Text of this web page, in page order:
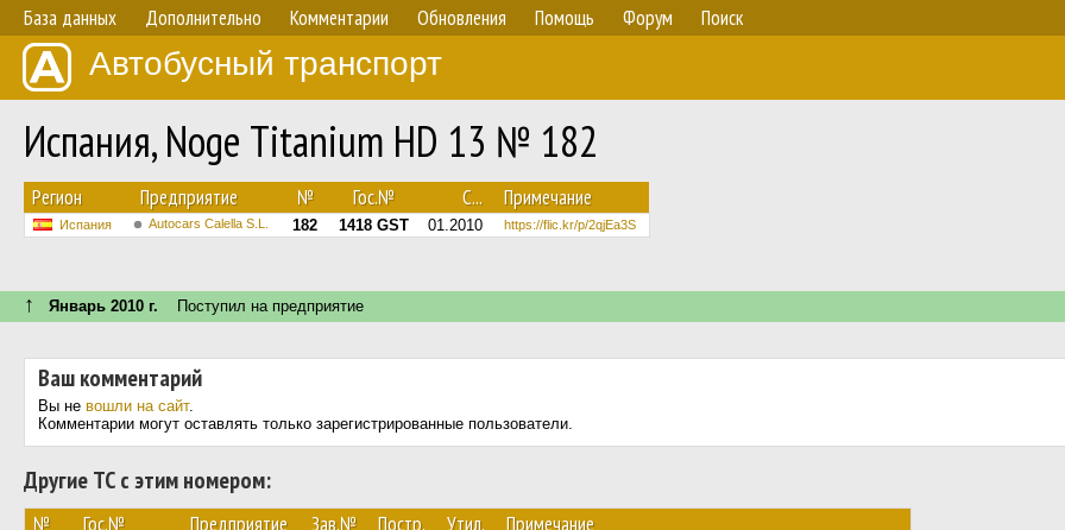
База данных Дополнительно Комментарии Обновления Помощь Форум Поиск
Автобусный транспорт
Испания, Noge Titanium HD 13 № 182
Регион Предприятие № Гос.№ С... Примечание
Испания Autocars Calella S.L. 182 1418 GST 01.2010 https://flic.kr/p/2qjEa3S
↑ Январь 2010 г. Поступил на предприятие
Ваш комментарий
Вы не вошли на сайт.
Комментарии могут оставлять только зарегистрированные пользователи.
Другие ТС с этим номером:
№ Гос.№ Предприятие Зав.№ Постр. Утил. Примечание